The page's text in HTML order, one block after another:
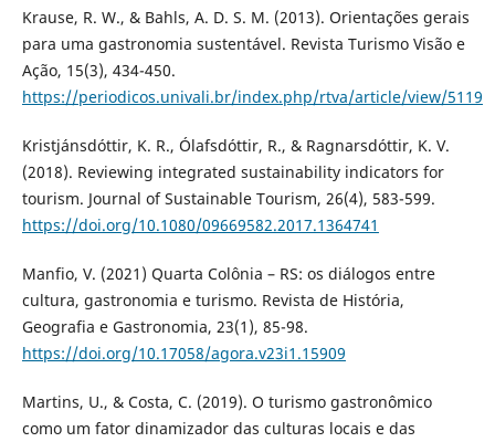
Krause, R. W., & Bahls, A. D. S. M. (2013). Orientações gerais
para uma gastronomia sustentável. Revista Turismo Visão e
Ação, 15(3), 434-450.
https://periodicos.univali.br/index.php/rtva/article/view/5119
Kristjánsdóttir, K. R., Ólafsdóttir, R., & Ragnarsdóttir, K. V.
(2018). Reviewing integrated sustainability indicators for
tourism. Journal of Sustainable Tourism, 26(4), 583-599.
https://doi.org/10.1080/09669582.2017.1364741
Manfio, V. (2021) Quarta Colônia – RS: os diálogos entre
cultura, gastronomia e turismo. Revista de História,
Geografia e Gastronomia, 23(1), 85-98.
https://doi.org/10.17058/agora.v23i1.15909
Martins, U., & Costa, C. (2019). O turismo gastronômico
como um fator dinamizador das culturas locais e das